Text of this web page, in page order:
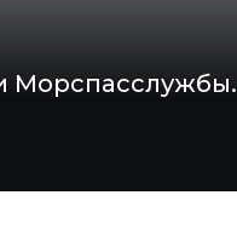
Морспасслужбы.